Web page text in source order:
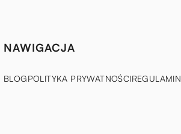
NAWIGACJA
BLOGPOLITYKA PRYWATNOŚCIREGULAMIN